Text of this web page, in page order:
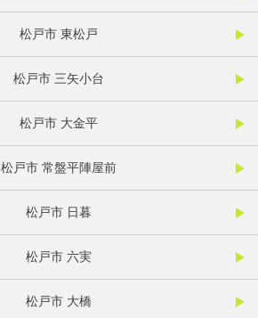
松戸市 東松戸
松戸市 三矢小台
松戸市 大金平
松戸市 常盤平陣屋前
松戸市 日暮
松戸市 六実
松戸市 大橋